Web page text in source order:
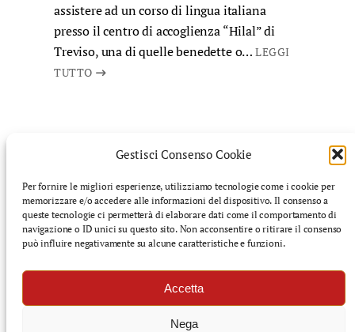
Gestisci Consenso Cookie
Per fornire le migliori esperienze, utilizziamo tecnologie come i cookie per
memorizzare e/o accedere alle informazioni del dispositivo. Il consenso a
queste tecnologie ci permetterà di elaborare dati come il comportamento di
navigazione o ID unici su questo sito. Non acconsentire o ritirare il consenso
può influire negativamente su alcune caratteristiche e funzioni.
Accetta
Nega
assistere ad un corso di lingua italiana
presso il centro di accoglienza “Hilal” di
Treviso, una di quelle benedette o…LEGGI
TUTTO
©️ Finnegans: rivista di cultura mediterranea – Tutti i
diritti riservati
f
i
s
l